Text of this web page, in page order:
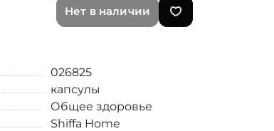
Нет в наличии
026825
капсулы
Общее здоровье
Shiffa Home